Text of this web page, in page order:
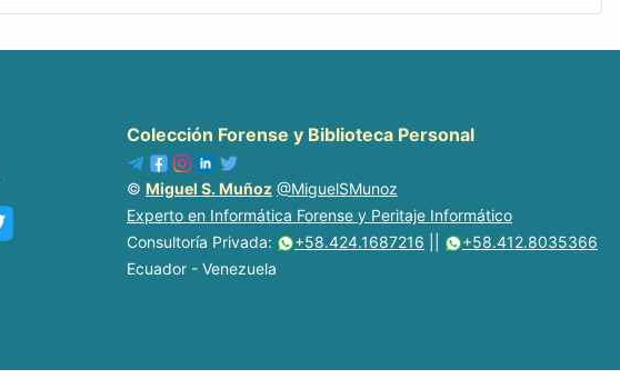
Colección Forense y Biblioteca Personal
© Miguel S. Muñoz @MiguelSMunoz
Experto en Informática Forense y Peritaje Informático
Consultoría Privada:
+58.424.1687216
+58.412.8035366
Ecuador - Venezuela